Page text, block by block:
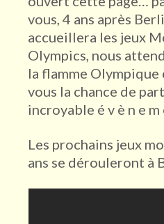
vous, 4 ans après
accueillera les jeux
Olympics, nous
la flamme
vous la chance de
incroyable é v è n e
Les prochains jeux
ans se dérouleront à